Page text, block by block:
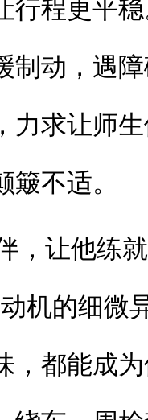
行程更平
制动，遇
力求让师
不适。
，让他练
机的细微
，都能成